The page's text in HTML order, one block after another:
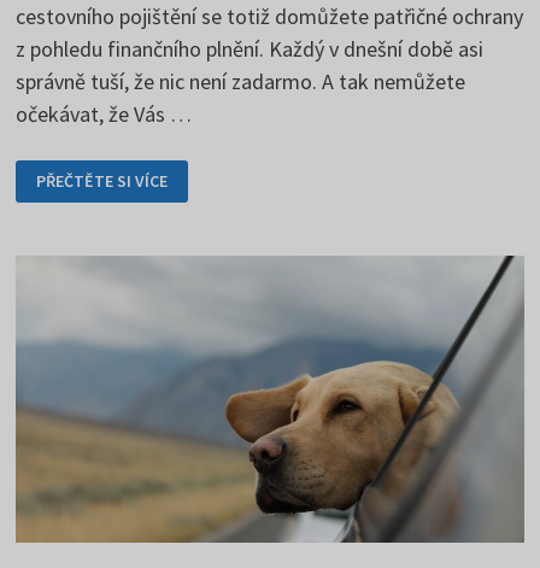
cestovního pojištění se totiž domůžete patřičné ochrany
z pohledu finančního plnění. Každý v dnešní době asi
správně tuší, že nic není zadarmo. A tak nemůžete
očekávat, že Vás …
CESTOVNÍ
POJIŠTĚNÍ
JE
PŘEČTĚTE SI VÍCE